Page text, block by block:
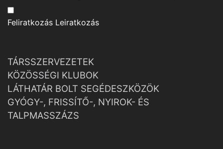
Feliratkozás Leiratkozás
TÁRSSZERVEZETEK
KÖZÖSSÉGI KLUBOK
LÁTHATÁR BOLT SEGÉDESZKÖZÖK
GYÓGY-, FRISSÍTŐ-, NYIROK- ÉS
TALPMASSZÁZS